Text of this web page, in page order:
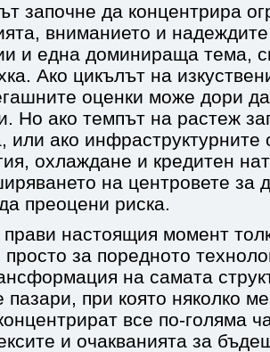
започне да концентрира
вниманието и
и една доминираща тема,
Ако цикълът на
оценки може дори
Но ако темпът на растеж
или ако инфраструктурните
охлаждане и кредитен
на центровете за
преоцени риска.
прави настоящия момент
просто за поредното
на самата
пазари, при която няколко
все по-голяма
и очакванията за